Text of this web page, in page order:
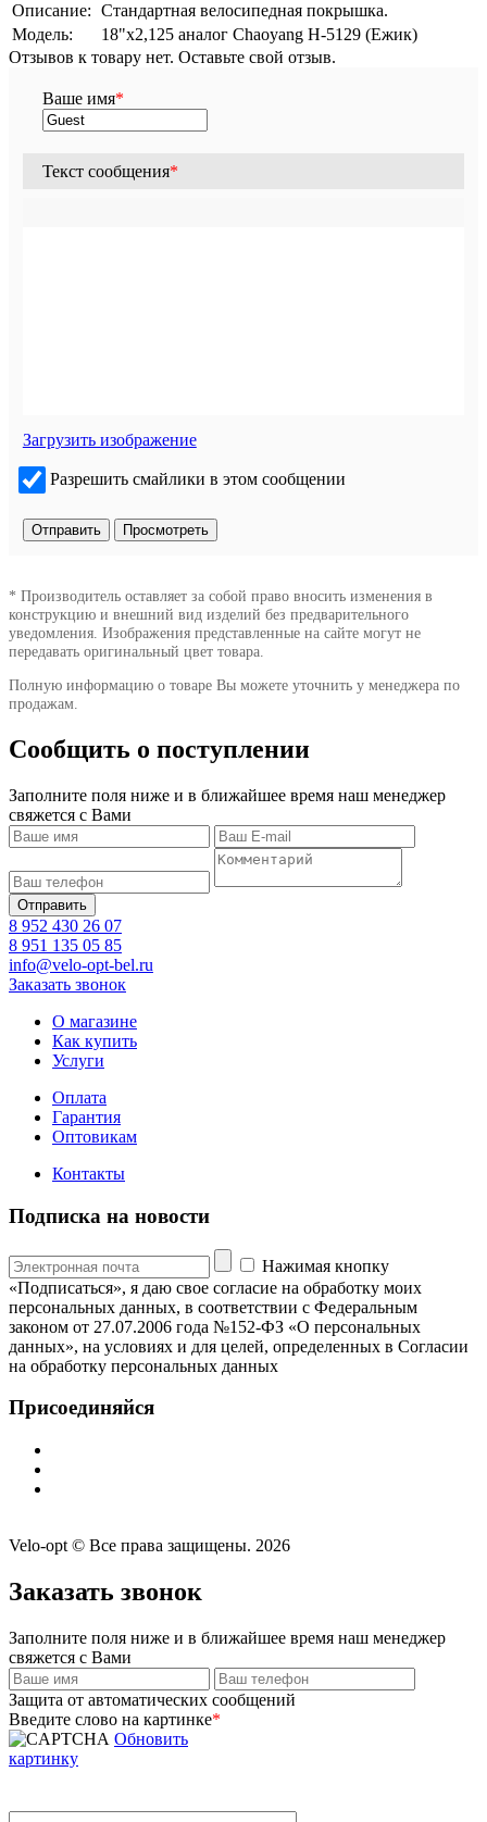
Описание: Стандартная велосипедная покрышка.
Модель:
18"х2,125 аналог Chaoyang Н-5129 (Ежик)
Отзывов к товару нет. Оставьте свой отзыв.
Ваше имя*
Текст сообщения*
Загрузить изображение
Разрешить смайлики в этом сообщении
* Производитель оставляет за собой право вносить изменения в
конструкцию и внешний вид изделий без предварительного
уведомления. Изображения представленные на сайте могут не
передавать оригинальный цвет товара.
Полную информацию о товаре Вы можете уточнить у менеджера по
продажам.
Сообщить о поступлении
Заполните поля ниже и в ближайшее время наш менеджер
свяжется с Вами
8 952 430 26 07
8 951 135 05 85
info@velo-opt-bel.ru
Заказать звонок
О магазине
Как купить
Услуги
Оплата
Гарантия
Оптовикам
Контакты
Подписка на новости
Нажимая кнопку
«Подписаться», я даю свое согласие на обработку моих
персональных данных, в соответствии с Федеральным
законом от 27.07.2006 года №152-ФЗ «О персональных
данных», на условиях и для целей, определенных в Согласии
на обработку персональных данных
Присоединяйся
Velo-opt © Все права защищены. 2026
Заказать звонок
Заполните поля ниже и в ближайшее время наш менеджер
свяжется с Вами
Защита от автоматических сообщений
Введите слово на картинке*
Обновить
картинку